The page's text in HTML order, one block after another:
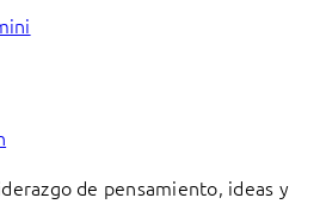
de pensamiento, ideas y